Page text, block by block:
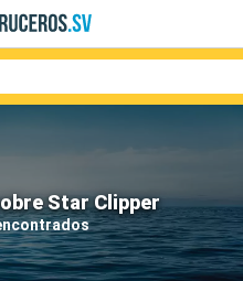
Star Clipper